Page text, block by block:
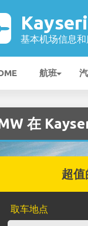
基本机场信息和
航班
在
超
取车地点